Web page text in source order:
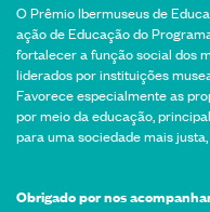
O Prêmio Ibermuseus de
ação de Educação do
fortalecer a função social dos
liderados por instituições
Favorece especialmente as
por meio da educação,
para uma sociedade mais
Obrigado por nos